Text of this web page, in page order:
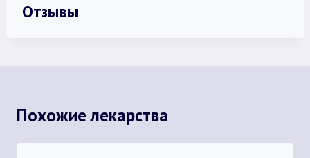
Отзывы
Похожие лекарства